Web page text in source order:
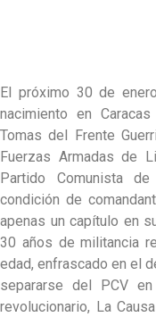
El próximo 30 de
nacimiento en
Tomas del Frente
Fuerzas Armadas de
Partido Comunista
condición de
apenas un capítulo en
30 años de militancia
edad, enfrascado en el
separarse del PCV
revolucionario, La